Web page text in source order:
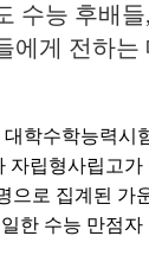
수능 후배
에게 전하는